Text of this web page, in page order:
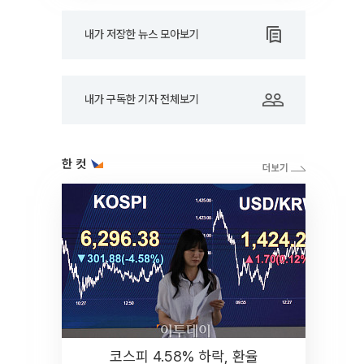
내가 저장한 뉴스 모아보기
내가 구독한 기자 전체보기
한 컷
코스피 4.58% 하락, 환율